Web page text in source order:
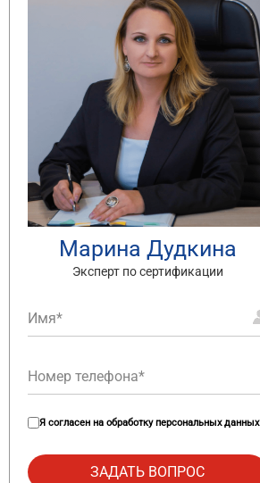
Марина Дудкина
Эксперт по сертификации
Я согласен на обработку персональных данных